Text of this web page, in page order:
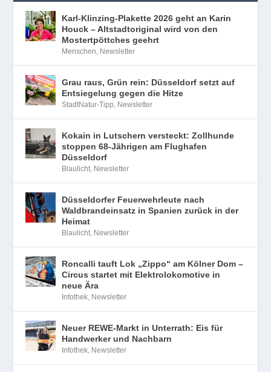
Karl-Klinzing-Plakette 2026 geht an Karin
Houck – Altstadtoriginal wird von den
Mostertpöttches geehrt
Menschen, Newsletter
Grau raus, Grün rein: Düsseldorf setzt auf
Entsiegelung gegen die Hitze
StadtNatur-Tipp, Newsletter
Kokain in Lutschern versteckt: Zollhunde
stoppen 68-Jährigen am Flughafen
Düsseldorf
Blaulicht, Newsletter
Düsseldorfer Feuerwehrleute nach
Waldbrandeinsatz in Spanien zurück in der
Heimat
Blaulicht, Newsletter
Roncalli tauft Lok „Zippo“ am Kölner Dom –
Circus startet mit Elektrolokomotive in
neue Ära
Infothek, Newsletter
Neuer REWE-Markt in Unterrath: Eis für
Handwerker und Nachbarn
Infothek, Newsletter